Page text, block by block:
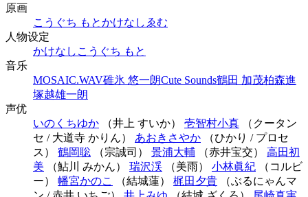
原画
こうぐち もとかけなし ゑむ
人物设定
かけなし こうぐち もと
音乐
MOSAIC.WAV碓氷 悠一朗Cute Sounds鶴田 加茂柏森進
塚越雄一朗
声优
いのくちゆか （井上 すいか） 壱智村小真 （クータン
セ / 大道寺 かりん） あおきさやか （ひかり / プロセ
ス） 鶴岡聡 （宗誠司） 景浦大輔 （赤井宝交） 高田初
美 （鮎川 みかん） 瑞沢渓 （美雨） 小林眞紀 （コルビ
ー） 幡宮かのこ （結城蓮） 梶田夕貴 （ぶるにゃんマ